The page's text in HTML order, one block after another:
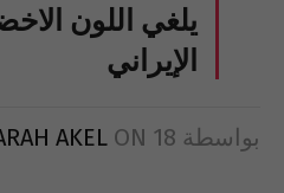
يلغي اللون
الإيراني
بواسطة AKEL ON 18 فبراير 2010